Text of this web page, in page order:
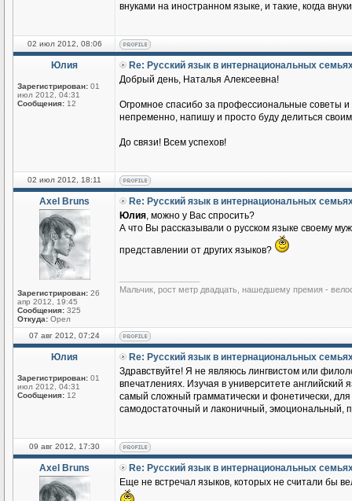
внуками на иностранном языке, и такие, когда
02 июл 2012, 08:06
Юлия
Зарегистрирован: 01
июл 2012, 04:31
Сообщения: 12
Re: Русский язык в интернациональных
Добрый день, Наталья Алексеевна!
Огромное спасибо за профессиональные советы
непременно, напишу и просто буду делиться
До связи! Всем успехов!
02 июл 2012, 18:11
Axel Bruns
Зарегистрирован: 26
апр 2012, 19:45
Сообщения: 325
Откуда: Орел
Re: Русский язык в интернациональных
Юлия, можно у Вас спросить?
А что Вы рассказывали о русском языке своему
представлении от других языков?
Мальчик, рост метр двадцать, нашедшему премия -
07 авг 2012, 07:24
Юлия
Зарегистрирован: 01
июл 2012, 04:31
Сообщения: 12
Re: Русский язык в интернациональных
Здравствуйте! Я не являюсь лингвистом или
впечатлениях. Изучая в университете английский
самый сложный грамматически и фонетически, для
самодостаточный и лаконичный, эмоциональный,
09 авг 2012, 17:30
Axel Bruns
Re: Русский язык в интернациональных
Еще не встречал языков, которых не считали бы